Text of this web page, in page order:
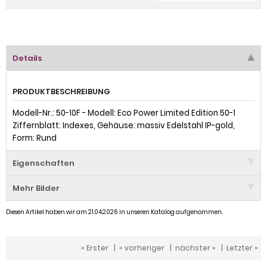
Details
PRODUKTBESCHREIBUNG
Modell-Nr.: 50-10F - Modell: Eco Power Limited Edition 50-1
Ziffernblatt: Indexes, Gehäuse: massiv Edelstahl IP-gold,
Form: Rund
Eigenschaften
Mehr Bilder
Diesen Artikel haben wir am 21.04.2026 in unseren Katalog aufgenommen.
« Erster | « vorheriger | nächster » | Letzter »